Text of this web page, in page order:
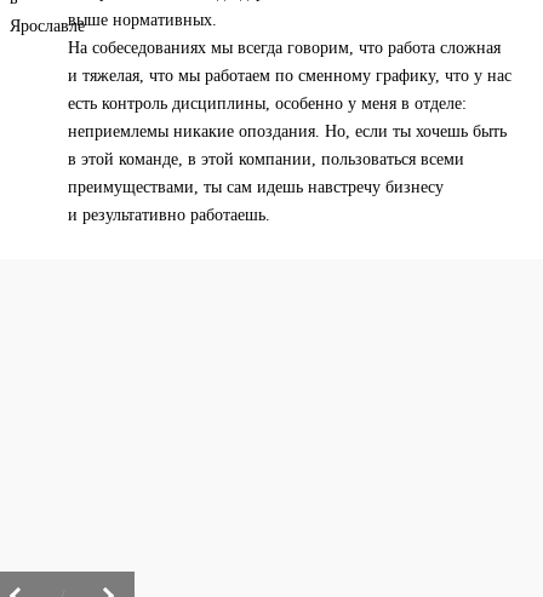
выше нормативных.
На собеседованиях мы всегда говорим, что работа сложная
и тяжелая, что мы работаем по сменному графику, что у нас
есть контроль дисциплины, особенно у меня в отделе:
неприемлемы никакие опоздания. Но, если ты хочешь быть
в этой команде, в этой компании, пользоваться всеми
преимуществами, ты сам идешь навстречу бизнесу
и результативно работаешь.